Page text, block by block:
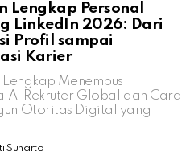
Lengkap Personal
LinkedIn 2026: Dari
Profil sampai
Karier
Menembus
AI Rekruter Global dan Cara
Otoritas Digital yang
Sunarto